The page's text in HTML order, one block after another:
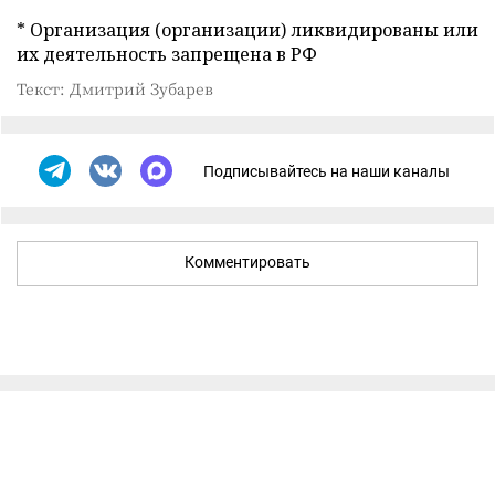
* Организация (организации) ликвидированы или
их деятельность запрещена в РФ
Текст: Дмитрий Зубарев
Подписывайтесь на наши каналы
Комментировать